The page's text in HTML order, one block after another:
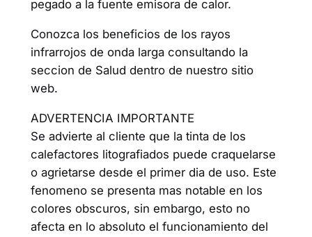
pegado a la fuente emisora de calor.
Conozca los beneficios de los rayos
infrarrojos de onda larga consultando la
seccion de Salud dentro de nuestro sitio
web.
ADVERTENCIA IMPORTANTE
Se advierte al cliente que la tinta de los
calefactores litografiados puede craquelarse
o agrietarse desde el primer dia de uso. Este
fenomeno se presenta mas notable en los
colores obscuros, sin embargo, esto no
afecta en lo absoluto el funcionamiento del